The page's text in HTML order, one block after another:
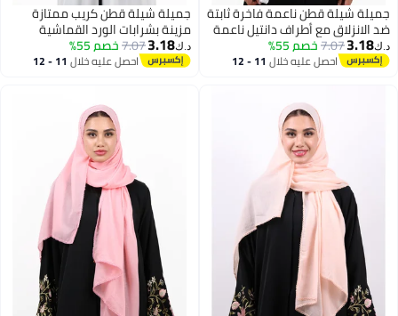
جميلة شيلة قطن ناعمة فاخرة ثابتة
ضد الانزلاق مع أطراف دانتيل ناعمة
(أوف وايت)
د.ك‏3.18
7.07خصم 55%
احصل عليه خلال 11 - 12
جميلة شيلة قطن كريب ممتازة
مزينة بشرابات الورد القماشية
وحبات اللؤلؤ (أسود فاحم)
د.ك‏3.18
7.07خصم 55%
احصل عليه خلال 11 - 12